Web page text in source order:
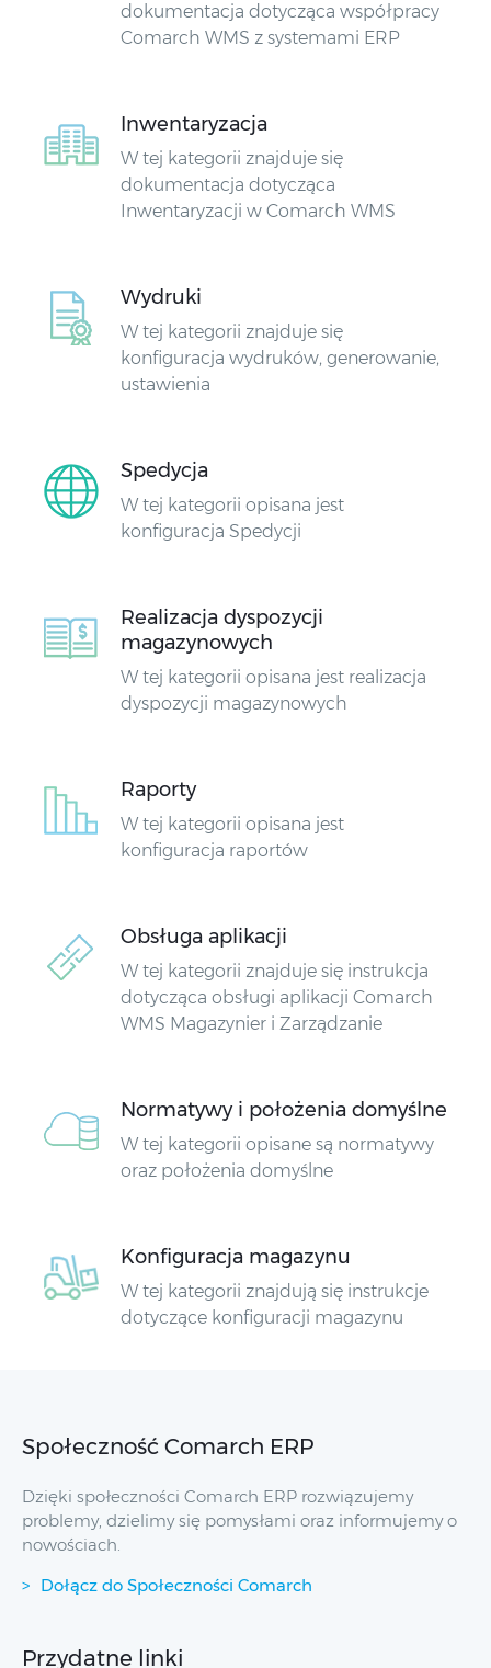
dokumentacja dotycząca współpracy
Comarch WMS z systemami ERP
Inwentaryzacja
W tej kategorii znajduje się
dokumentacja dotycząca
Inwentaryzacji w Comarch WMS
Wydruki
W tej kategorii znajduje się
konfiguracja wydruków, generowanie,
ustawienia
Spedycja
W tej kategorii opisana jest
konfiguracja Spedycji
Realizacja dyspozycji
magazynowych
W tej kategorii opisana jest realizacja
dyspozycji magazynowych
Raporty
W tej kategorii opisana jest
konfiguracja raportów
Obsługa aplikacji
W tej kategorii znajduje się instrukcja
dotycząca obsługi aplikacji Comarch
WMS Magazynier i Zarządzanie
Normatywy i położenia domyślne
W tej kategorii opisane są normatywy
oraz położenia domyślne
Konfiguracja magazynu
W tej kategorii znajdują się instrukcje
dotyczące konfiguracji magazynu
Społeczność Comarch ERP
Dzięki społeczności Comarch ERP rozwiązujemy
problemy, dzielimy się pomysłami oraz informujemy o
nowościach.
Dołącz do Społeczności Comarch
Przydatne linki